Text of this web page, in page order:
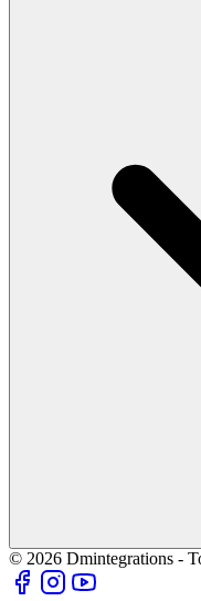
© 2026 Dmintegrations -